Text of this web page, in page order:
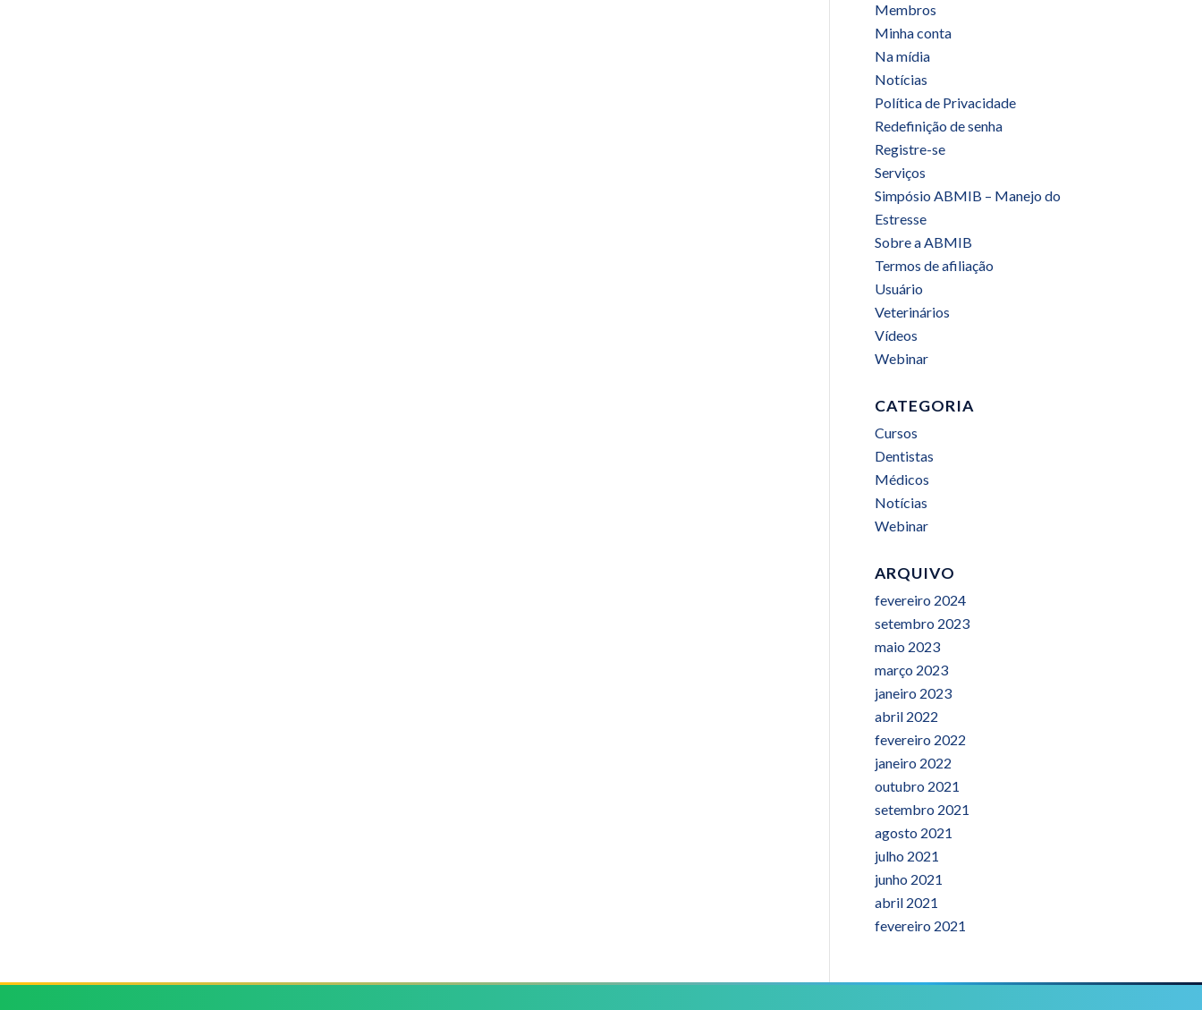
Membros
Minha conta
Na mídia
Notícias
Política de Privacidade
Redefinição de senha
Registre-se
Serviços
Simpósio ABMIB – Manejo do
Estresse
Sobre a ABMIB
Termos de afiliação
Usuário
Veterinários
Vídeos
Webinar
CATEGORIA
Cursos
Dentistas
Médicos
Notícias
Webinar
ARQUIVO
fevereiro 2024
setembro 2023
maio 2023
março 2023
janeiro 2023
abril 2022
fevereiro 2022
janeiro 2022
outubro 2021
setembro 2021
agosto 2021
julho 2021
junho 2021
abril 2021
fevereiro 2021